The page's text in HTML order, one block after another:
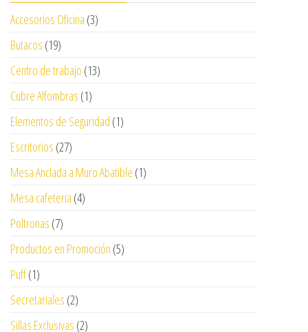
Accesorios Oficina (3)
Butacos (19)
Centro de trabajo (13)
Cubre Alfombras (1)
Elementos de Seguridad (1)
Escritorios (27)
Mesa Anclada a Muro Abatible (1)
Mesa cafeteria (4)
Poltronas (7)
Productos en Promoción (5)
Puff(1)
Secretariales (2)
Sillas Exclusivas (2)